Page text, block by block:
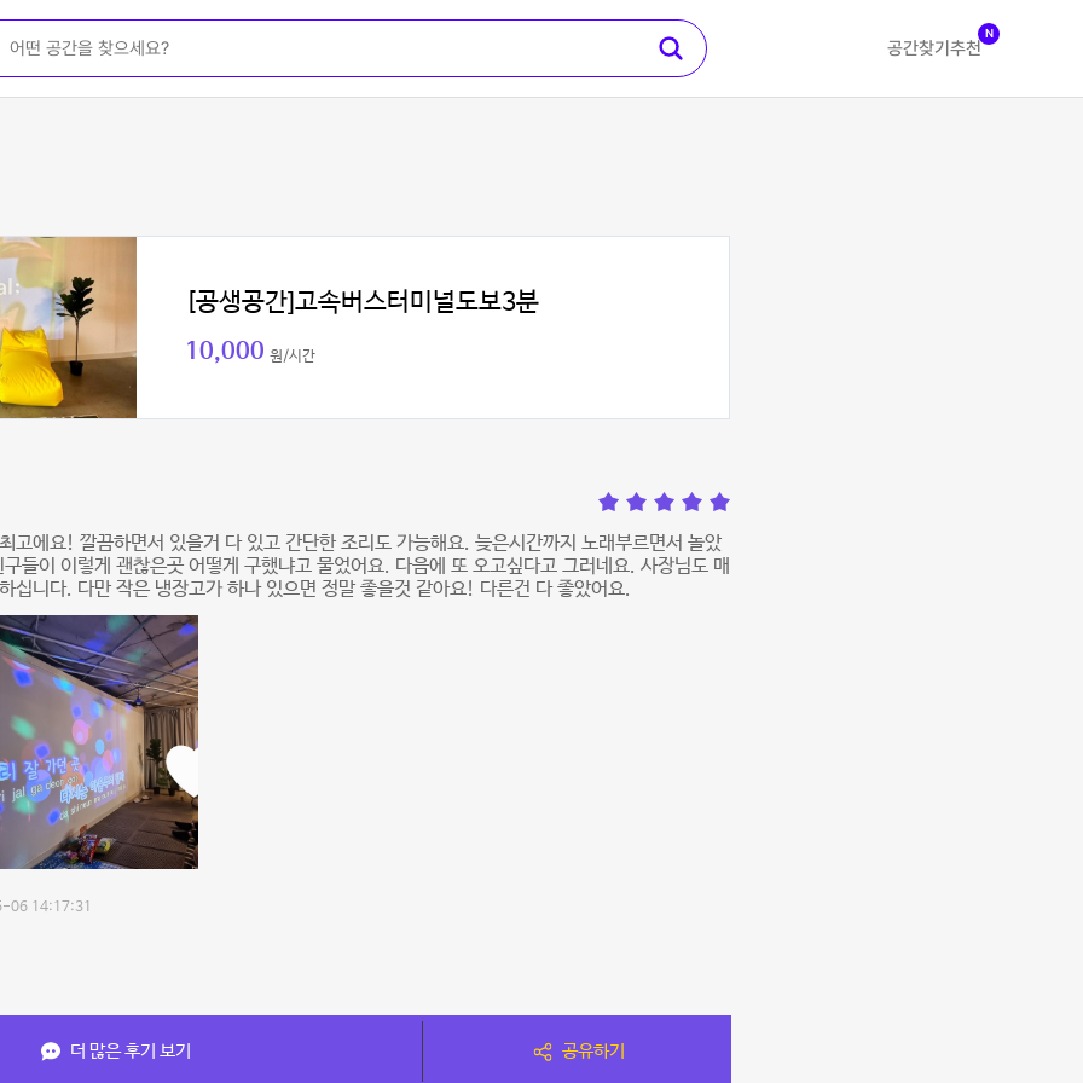
공간찾기 추천
N
[공생공간]고속버스터미널도보3분
10,000 원/시간
고에요! 깔끔하면서 있을거 다 있고 간단한 조리도 가능해요. 늦은시간까지 노래부르면서 놀았
들이 이렇게 괜찮은곳 어떻게 구했냐고 물었어요. 다음에 또 오고싶다고 그러네요. 사장님도 매
십니다. 다만 작은 냉장고가 하나 있으면 정말 좋을것 같아요! 다른건 다 좋았어요.
06 14:17:31
더 많은 후기 보기 공유하기